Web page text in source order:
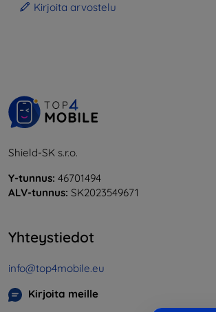
Kirjoita arvostelu
Shield-SK s.r.o.
Y-tunnus: 46701494
ALV-tunnus: SK2023549671
Yhteystiedot
info@top4mobile.eu
Kirjoita meille